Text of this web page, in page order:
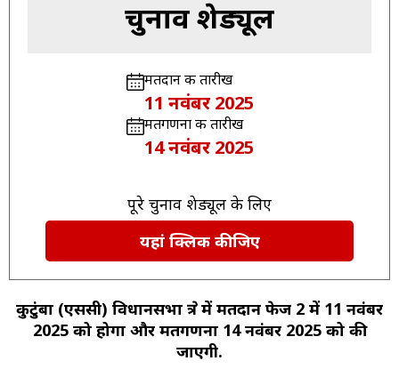
चुनाव शेड्यूल
मतदान की तारीख
11 नवंबर 2025
मतगणना की तारीख
14 नवंबर 2025
पूरे चुनाव शेड्यूल के लिए
यहां क्लिक कीजिए
कुटुंबा (एससी) विधानसभा क्षेत्र में मतदान फेज 2 में 11 नवंबर
2025 को होगा और मतगणना 14 नवंबर 2025 को की
जाएगी.